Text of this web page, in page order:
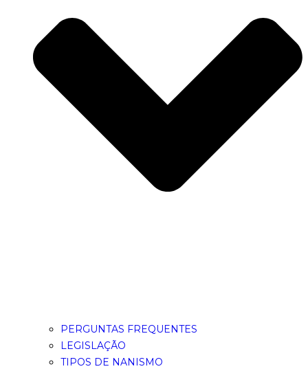
PERGUNTAS FREQUENTES
LEGISLAÇÃO
TIPOS DE NANISMO